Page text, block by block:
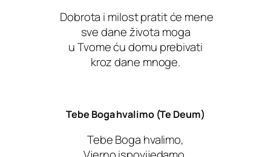
Dobrota i milost pratit će mene
sve dane života moga
u Tvome ću domu prebivati
kroz dane mnoge.
Tebe Boga hvalimo (Te Deum)
Tebe Boga hvalimo,